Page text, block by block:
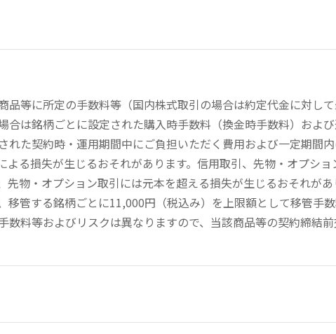
品等に所定の手数料等（国内株式取引の場合は約定代金に対し
合は銘柄ごとに設定された購入時手数料（換金時手数料）およ
れた契約時・運用期間中にご負担いただく費用および一定期間
よる損失が生じるおそれがあります。信用取引、先物・オプシ
先物・オプション取引には元本を超える損失が生じるおそれが
移管する銘柄ごとに11,000円（税込み）を上限額として移管手
数料等およびリスクは異なりますので、当該商品等の契約締結